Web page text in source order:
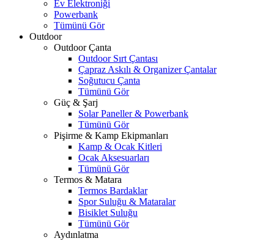
Ev Elektroniği
Powerbank
Tümünü Gör
Outdoor
Outdoor Çanta
Outdoor Sırt Çantası
Çapraz Askılı & Organizer Çantalar
Soğutucu Çanta
Tümünü Gör
Güç & Şarj
Solar Paneller & Powerbank
Tümünü Gör
Pişirme & Kamp Ekipmanları
Kamp & Ocak Kitleri
Ocak Aksesuarları
Tümünü Gör
Termos & Matara
Termos Bardaklar
Spor Suluğu & Mataralar
Bisiklet Suluğu
Tümünü Gör
Aydınlatma